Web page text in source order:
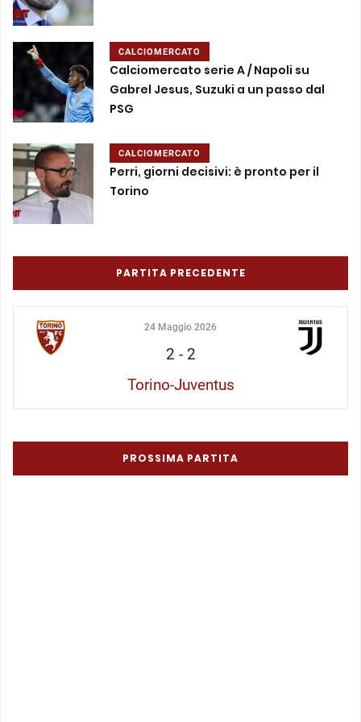
CALCIOMERCATO
Calciomercato serie A / Napoli su
Gabrel Jesus, Suzuki a un passo dal
PSG
CALCIOMERCATO
Perri, giorni decisivi: è pronto per il
Torino
PARTITA PRECEDENTE
24 Maggio 2026
2 - 2
Torino-Juventus
PROSSIMA PARTITA